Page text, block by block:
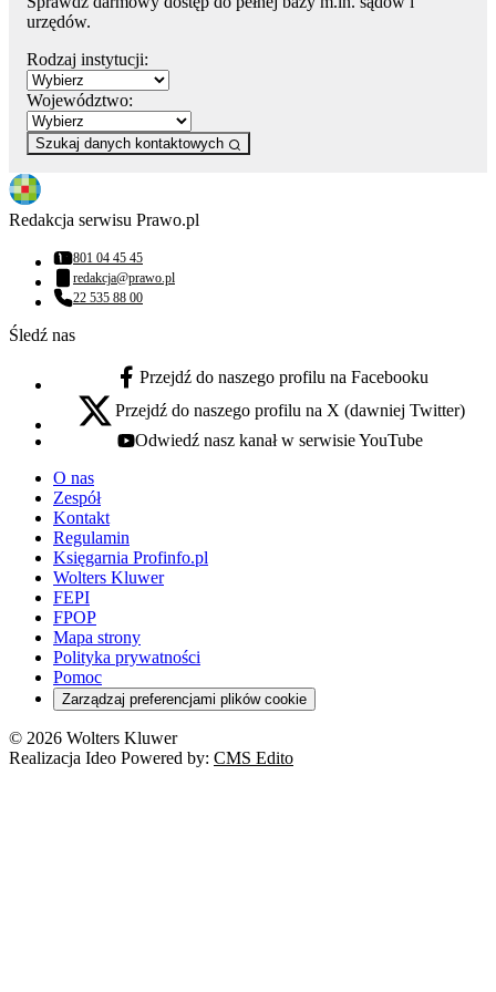
urzędów.
Rodzaj instytucji:
Województwo:
Szukaj danych kontaktowych
Redakcja serwisu Prawo.pl
Numer telefonu:
801 04 45 45
Adres email:
redakcja@prawo.pl
Numer telefonu:
22 535 88 00
Śledź nas
facebook - otwiera się w nowej karcie
Przejdź do naszego profilu na Facebooku
x - otwiera się w nowej karcie
Przejdź do naszego profilu na X (dawniej Twitter)
youtube - otwiera się w nowej karcie
Odwiedź nasz kanał w serwisie YouTube
O nas
Zespół
Kontakt
Regulamin
Księgarnia Profinfo.pl
Wolters Kluwer
FEPI
FPOP
Mapa strony
Polityka prywatności
Pomoc
Zarządzaj preferencjami plików cookie
© 2026 Wolters Kluwer
Realizacja Ideo Powered by: CMS Edito